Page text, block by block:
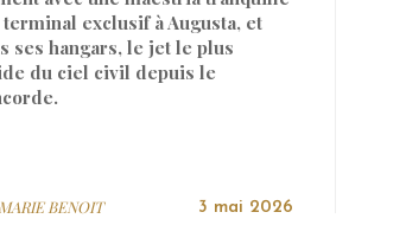
terminal exclusif à Augusta, et
ses hangars, le jet le plus
du ciel civil depuis le
MARIE BENOIT 3 mai 2026